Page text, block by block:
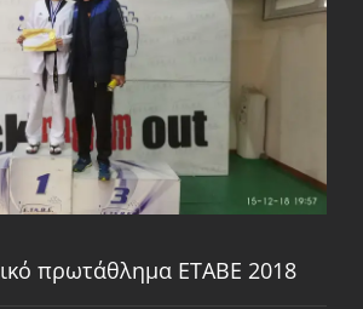
πρωτάθλημα ΕΤΑΒΕ 2018